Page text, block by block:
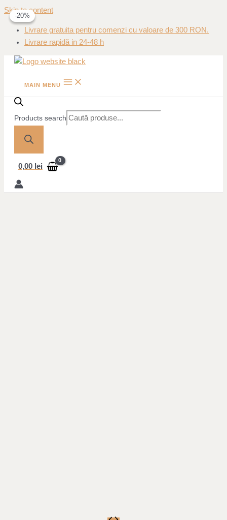
Skip to content
Livrare gratuita pentru comenzi cu valoare de 300 RON.
Livrare rapidă in 24-48 h
MAIN MENU
Products search
0,00 lei
-20%
-20%